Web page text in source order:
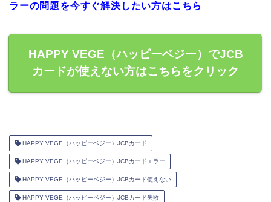
ラーの問題を今すぐ解決したい方はこちら
HAPPY VEGE（ハッピーベジー）でJCB
カードが使えない方はこちらをクリック
HAPPY VEGE（ハッピーベジー）JCBカード
HAPPY VEGE（ハッピーベジー）JCBカードエラー
HAPPY VEGE（ハッピーベジー）JCBカード使えない
HAPPY VEGE（ハッピーベジー）JCBカード失敗